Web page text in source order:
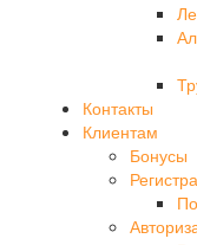
Контакты
Клиентам
Бонусы